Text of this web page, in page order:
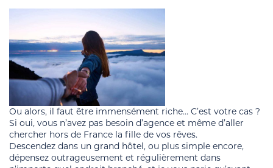
Ou alors, il faut être immensément riche… C’est votre cas ?
Si oui, vous n’avez pas besoin d’agence et même d’aller
chercher hors de France la fille de vos rêves.
Descendez dans un grand hôtel, ou plus simple encore,
dépensez outrageusement et régulièrement dans